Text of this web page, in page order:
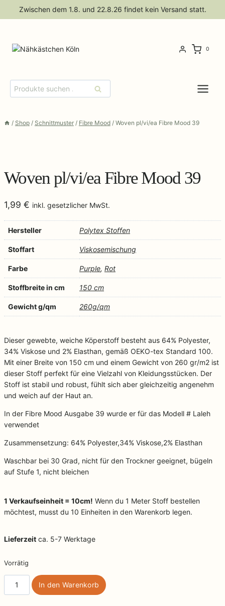
Zwischen dem 1.8. und 22.8.26 findet kein Versand statt.
0
Suchen
nach:
Suchen
/ Shop / Schnittmuster / Fibre Mood / Woven pl/vi/ea Fibre Mood 39
Woven pl/vi/ea Fibre Mood 39
1,99 € inkl. gesetzlicher MwSt.
Hersteller Polytex Stoffen
Stoffart Viskosemischung
Farbe Purple, Rot
Stoffbreite in cm 150 cm
Gewicht g/qm 260g/qm
Dieser gewebte, weiche Köperstoff besteht aus 64% Polyester,
34% Viskose und 2% Elasthan, gemäß OEKO-tex Standard 100.
Mit einer Breite von 150 cm und einem Gewicht von 260 gr/m2 ist
dieser Stoff perfekt für eine Vielzahl von Kleidungsstücken. Der
Stoff ist stabil und robust, fühlt sich aber gleichzeitig angenehm
und weich auf der Haut an.
In der Fibre Mood Ausgabe 39 wurde er für das Modell # Laleh
verwendet
Zusammensetzung: 64% Polyester,34% Viskose,2% Elasthan
Waschbar bei 30 Grad, nicht für den Trockner geeignet, bügeln
auf Stufe 1, nicht bleichen
1 Verkaufseinheit = 10cm! Wenn du 1 Meter Stoff bestellen
möchtest, musst du 10 Einheiten in den Warenkorb legen.
Lieferzeit ca. 5-7 Werktage
Vorrätig
In den Warenkorb